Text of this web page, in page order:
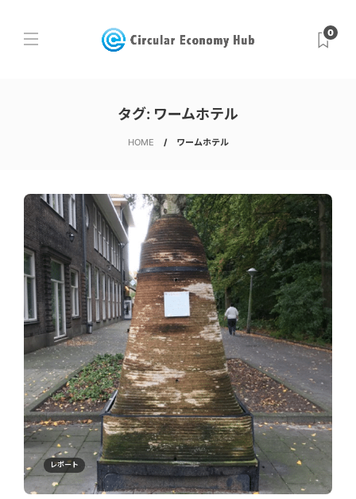
0
タグ: ワームホテル
HOME ワームホテル
レポート